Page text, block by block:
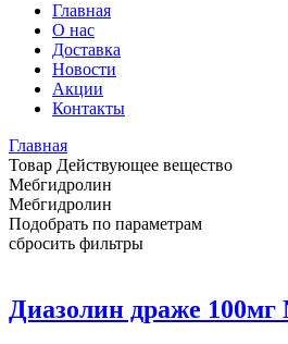
Главная
О нас
Доставка
Новости
Акции
Контакты
Главная
Товар Действующее вещество
Мебгидролин
Мебгидролин
Подобрать по параметрам
сбросить фильтры
Диазолин драже